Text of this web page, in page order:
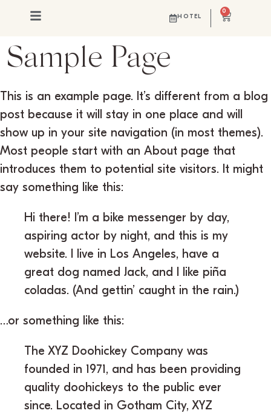
HOTEL
0
Sample Page
This is an example page. It’s different from a blog
post because it will stay in one place and will
show up in your site navigation (in most themes).
Most people start with an About page that
introduces them to potential site visitors. It might
say something like this:
Hi there! I’m a bike messenger by day,
aspiring actor by night, and this is my
website. I live in Los Angeles, have a
great dog named Jack, and I like piña
coladas. (And gettin’ caught in the rain.)
…or something like this:
The XYZ Doohickey Company was
founded in 1971, and has been providing
quality doohickeys to the public ever
since. Located in Gotham City, XYZ